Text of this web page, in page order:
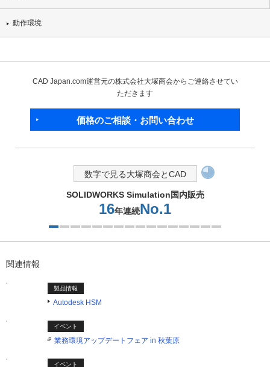
動作環境
CAD Japan.com運営元の株式会社大塚商会からご連絡させてい
ただきます
価格のご相談・お問い合わせ
数字で見る大塚商会とCAD
SOLIDWORKS Simulation国内販売
16年連続No.1
関連情報
製品情報
Autodesk HSM
イベント
業務環境アップデートフェア in 秋葉原
イベント